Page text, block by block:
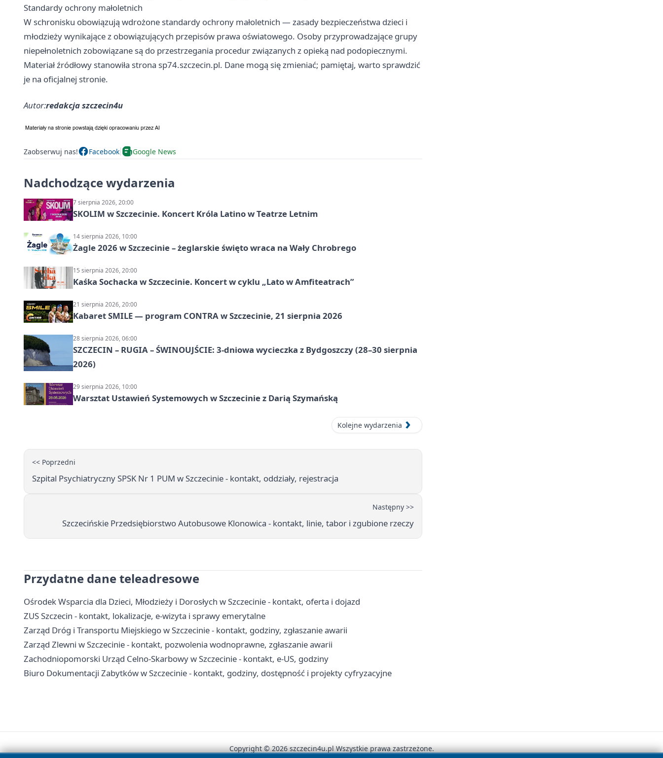
Standardy ochrony małoletnich
W schronisku obowiązują wdrożone standardy ochrony małoletnich — zasady bezpieczeństwa dzieci i
młodzieży wynikające z obowiązujących przepisów prawa oświatowego. Osoby przyprowadzające grupy
niepełnoletnich zobowiązane są do przestrzegania procedur związanych z opieką nad podopiecznymi.
Materiał źródłowy stanowiła strona sp74.szczecin.pl. Dane mogą się zmieniać; pamiętaj, warto sprawdzić
je na oficjalnej stronie.
Autor:redakcja szczecin4u
Zaobserwuj nas! Facebook Google News
Nadchodzące wydarzenia
7 sierpnia 2026, 20:00
SKOLIM w Szczecinie. Koncert Króla Latino w Teatrze Letnim
14 sierpnia 2026, 10:00
Żagle 2026 w Szczecinie – żeglarskie święto wraca na Wały Chrobrego
15 sierpnia 2026, 20:00
Kaśka Sochacka w Szczecinie. Koncert w cyklu „Lato w Amfiteatrach”
21 sierpnia 2026, 20:00
Kabaret SMILE — program CONTRA w Szczecinie, 21 sierpnia 2026
28 sierpnia 2026, 06:00
SZCZECIN – RUGIA – ŚWINOUJŚCIE: 3-dniowa wycieczka z Bydgoszczy (28–30 sierpnia
2026)
29 sierpnia 2026, 10:00
Warsztat Ustawień Systemowych w Szczecinie z Darią Szymańską
Kolejne wydarzenia
<< Poprzedni
Szpital Psychiatryczny SPSK Nr 1 PUM w Szczecinie - kontakt, oddziały, rejestracja
Następny >>
Szczecińskie Przedsiębiorstwo Autobusowe Klonowica - kontakt, linie, tabor i zgubione rzeczy
Przydatne dane teleadresowe
Ośrodek Wsparcia dla Dzieci, Młodzieży i Dorosłych w Szczecinie - kontakt, oferta i dojazd
ZUS Szczecin - kontakt, lokalizacje, e-wizyta i sprawy emerytalne
Zarząd Dróg i Transportu Miejskiego w Szczecinie - kontakt, godziny, zgłaszanie awarii
Zarząd Zlewni w Szczecinie - kontakt, pozwolenia wodnoprawne, zgłaszanie awarii
Zachodniopomorski Urząd Celno-Skarbowy w Szczecinie - kontakt, e-US, godziny
Biuro Dokumentacji Zabytków w Szczecinie - kontakt, godziny, dostępność i projekty cyfryzacyjne
Copyright © 2026 szczecin4u.pl Wszystkie prawa zastrzeżone.